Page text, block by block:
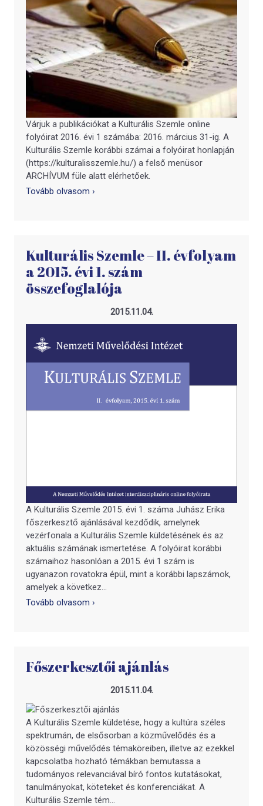
Várjuk a publikációkat a Kulturális Szemle online
folyóirat 2016. évi 1 számába: 2016. március 31-ig. A
Kulturális Szemle korábbi számai a folyóirat honlapján
(https://kulturalisszemle.hu/) a felső menüsor
ARCHÍVUM füle alatt elérhetőek.
Tovább olvasom ›
Kulturális Szemle – II. évfolyam
a 2015. évi 1. szám
összefoglalója
2015.11.04.
A Kulturális Szemle 2015. évi 1. száma Juhász Erika
főszerkesztő ajánlásával kezdődik, amelynek
vezérfonala a Kulturális Szemle küldetésének és az
aktuális számának ismertetése. A folyóirat korábbi
számaihoz hasonlóan a 2015. évi 1 szám is
ugyanazon rovatokra épül, mint a korábbi lapszámok,
amelyek a következ...
Tovább olvasom ›
Főszerkesztői ajánlás
2015.11.04.
A Kulturális Szemle küldetése, hogy a kultúra széles
spektrumán, de elsősorban a közművelődés és a
közösségi művelődés témaköreiben, illetve az ezekkel
kapcsolatba hozható témákban bemutassa a
tudományos relevanciával bíró fontos kutatásokat,
tanulmányokat, köteteket és konferenciákat. A
Kulturális Szemle tém...